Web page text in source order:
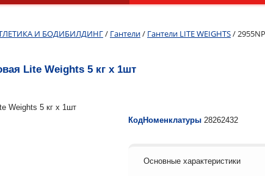
И БОДИБИЛДИНГ/ Гантели/ Гантели LITE WEIGHTS/
Lite Weights 5 кг x 1шт
КодНоменклатуры 28262432
Основные характеристики